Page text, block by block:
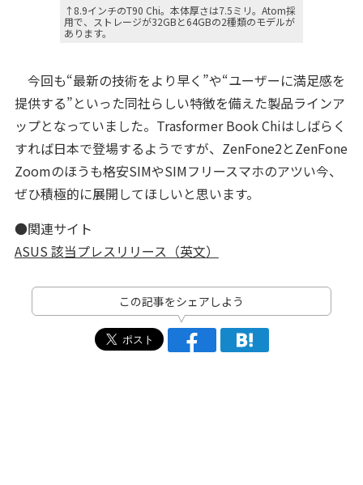
↑8.9インチのT90 Chi。本体厚さは7.5ミリ。Atom採
用で、ストレージが32GBと64GBの2種類のモデルが
あります。
今回も“最新の技術をより早く”や“ユーザーに満足感を
提供する”といった同社らしい特徴を備えた製品ラインア
ップとなっていました。Trasformer Book Chiはしばらく
すれば日本で登場するようですが、ZenFone2とZenFone
Zoomのほうも格安SIMやSIMフリースマホのアツい今、
ぜひ積極的に展開してほしいと思います。
●関連サイト
ASUS 該当プレスリリース（英文）
この記事をシェアしよう